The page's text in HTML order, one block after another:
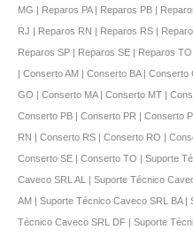
MG | Reparos PA | Reparos PB |
RJ | Reparos RN | Reparos RS |
Reparos SP | Reparos SE | Reparos
| Conserto AM | Conserto BA |
GO | Conserto MA | Conserto MT |
Conserto PB | Conserto PR | Conserto
RN | Conserto RS | Conserto RO |
Conserto SE | Conserto TO | Suporte
Caveco SRL AL | Suporte Técnico
AM | Suporte Técnico Caveco SRL BA
Técnico Caveco SRL DF | Suporte